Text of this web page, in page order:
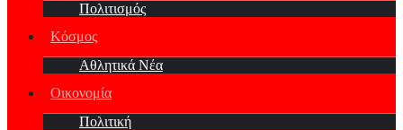
Πολιτισμός
Κόσμος
Αθλητικά Νέα
Οικονομία
Πολιτική